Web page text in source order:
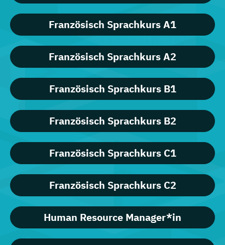
Französisch Sprachkurs A1
Französisch Sprachkurs A2
Französisch Sprachkurs B1
Französisch Sprachkurs B2
Französisch Sprachkurs C1
Französisch Sprachkurs C2
Human Resource Manager*in